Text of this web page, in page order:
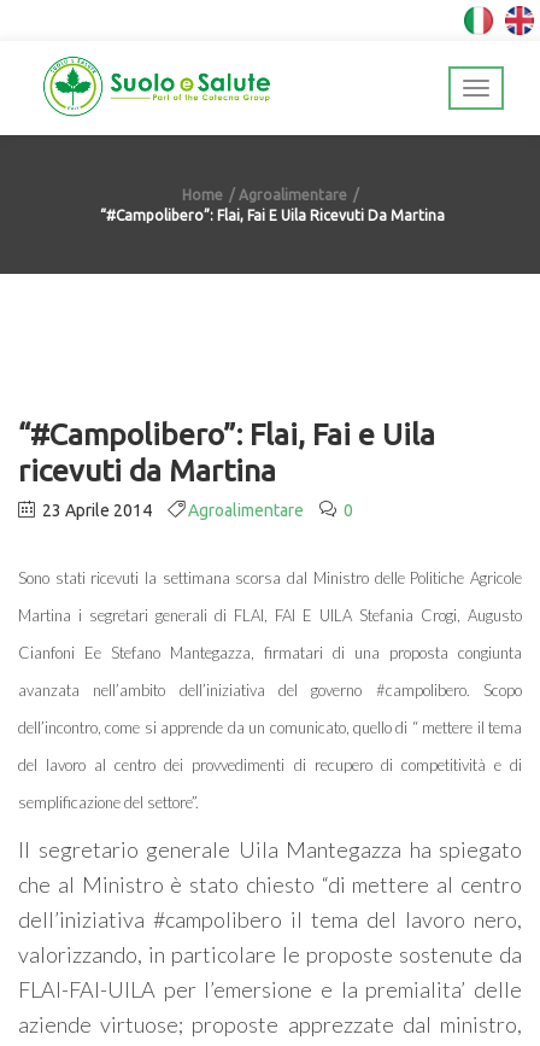
Home
Agroalimentare
“#Campolibero”: Flai, Fai E Uila Ricevuti Da Martina
“#Campolibero”: Flai, Fai e Uila
ricevuti da Martina
23 Aprile 2014 Agroalimentare 0
Sono stati ricevuti la settimana scorsa dal Ministro delle Politiche Agricole
Martina i segretari generali di FLAI, FAI E UILA Stefania Crogi, Augusto
Cianfoni Ee Stefano Mantegazza, firmatari di una proposta congiunta
avanzata nell’ambito dell’iniziativa del governo #campolibero. Scopo
dell’incontro, come si apprende da un comunicato, quello di “ mettere il tema
del lavoro al centro dei provvedimenti di recupero di competitività e di
semplificazione del settore”.
Il segretario generale Uila Mantegazza ha spiegato
che al Ministro è stato chiesto “di mettere al centro
dell’iniziativa #campolibero il tema del lavoro nero,
valorizzando, in particolare le proposte sostenute da
FLAI-FAI-UILA per l’emersione e la premialita’ delle
aziende virtuose; proposte apprezzate dal ministro,